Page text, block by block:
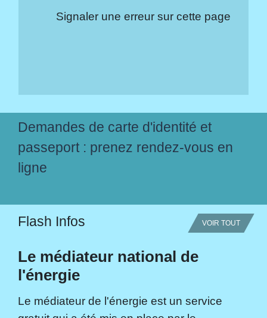
Signaler une erreur sur cette page
Demandes de carte d'identité et
passeport : prenez rendez-vous en
ligne
Flash Infos VOIR TOUT
Le médiateur national de
l'énergie
Le médiateur de l'énergie est un service